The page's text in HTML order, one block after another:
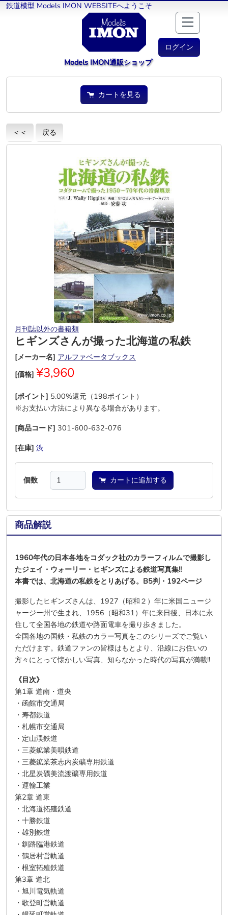
鉄道模型 Models IMON WEBSITEへようこそ
ログイン
Models IMON通販ショップ
カートを見る
＜＜ 戻る
月刊誌以外の書籍類
ヒギンズさんが撮った北海道の私鉄
[メーカー名] アルファベータブックス
[価格] ¥3,960
[ポイント] 5.00%還元（198ポイント）
※お支払い方法により異なる場合があります。
[商品コード] 301-600-632-076
[在庫] 渋
個数 カートに追加する
商品解説
1960年代の日本各地をコダック社のカラーフィルムで撮影し
たジェイ・ウォーリー・ヒギンズによる鉄道写真集!!
本書では、北海道の私鉄をとりあげる。B5判・192ページ
撮影したヒギンズさんは、1927（昭和２）年に米国ニュージ
ャージー州で生まれ、1956（昭和31）年に来日後、日本に永
住して全国各地の鉄道や路面電車を撮り歩きました。
全国各地の国鉄・私鉄のカラー写真をこのシリーズでご覧い
ただけます。鉄道ファンの皆様はもとより、沿線にお住いの
方々にとって懐かしい写真、知らなかった時代の写真が満載!!
《目次》
第1章 道南・道央
・函館市交通局
・寿都鉄道
・札幌市交通局
・定山渓鉄道
・三菱鉱業美唄鉄道
・三菱鉱業茶志内炭礦専用鉄道
・北星炭礦美流渡礦専用鉄道
・運輸工業
第2章 道東
・北海道拓殖鉄道
・十勝鉄道
・雄別鉄道
・釧路臨港鉄道
・鶴居村営軌道
・根室拓殖鉄道
第3章 道北
・旭川電気軌道
・歌登町営軌道